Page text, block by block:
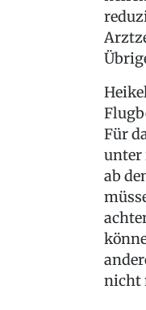
Für
unter
ab
nicht